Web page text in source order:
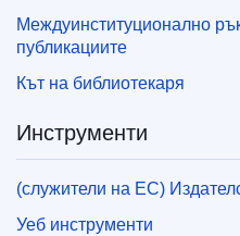
Междуинституционално
публикациите
Кът на библиотекаря
Инструменти
(служители на ЕС)
Уеб инструменти